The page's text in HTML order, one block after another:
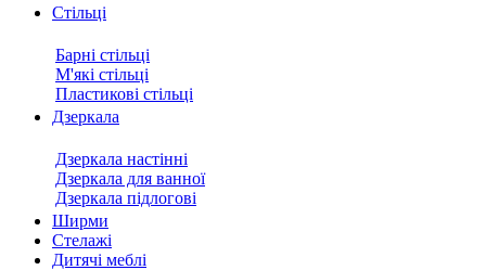
Стільці
Барні стільці
М'які стільці
Пластикові стільці
Дзеркала
Дзеркала настінні
Дзеркала для ванної
Дзеркала підлогові
Ширми
Стелажі
Дитячі меблі